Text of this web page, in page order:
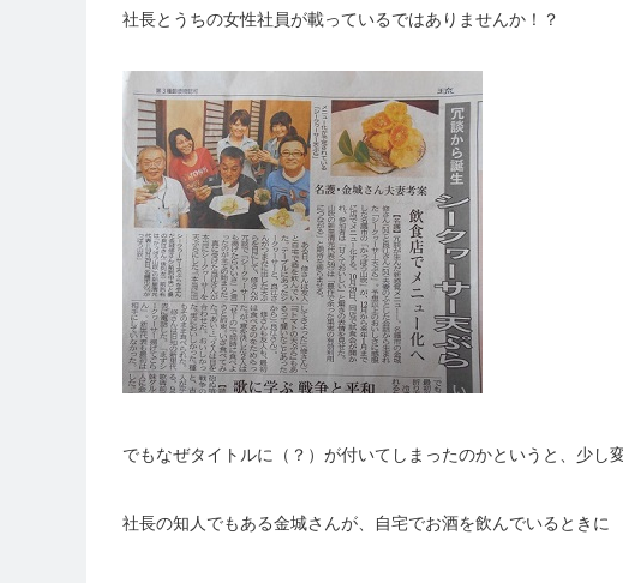
社長とうちの女性社員が載っているではありませんか！？
でもなぜタイトルに（？）が付いてしまったのかというと、少し
社長の知人でもある金城さんが、自宅でお酒を飲んでいるときに